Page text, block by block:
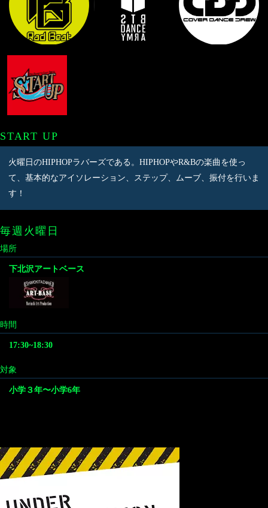
START UP
火曜日のHIPHOPラバーズである。HIPHOPやR&Bの楽曲を使っ
て、基本的なアイソレーション、ステップ、ムーブ、振付を行いま
す！
毎週火曜日
場所
下北沢アートベース
時間
17:30~18:30
対象
小学３年〜小学6年